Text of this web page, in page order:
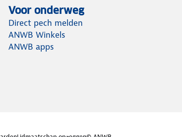
Voor onderweg
Direct pech melden
ANWB Winkels
ANWB apps